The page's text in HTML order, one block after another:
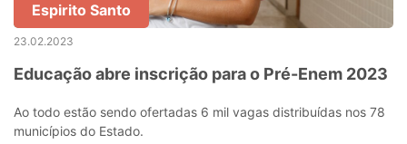
Espirito Santo
23.02.2023
Educação abre inscrição para o Pré-Enem 2023
Ao todo estão sendo ofertadas 6 mil vagas distribuídas nos 78
municípios do Estado.